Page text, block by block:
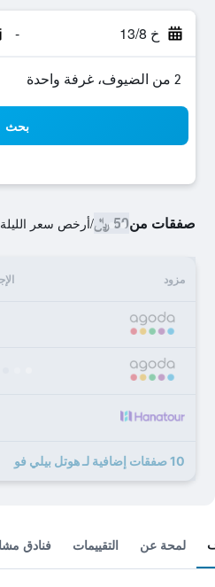
خ 13/8 -
2 من الضيوف، غرفة واحدة
بحث
صفقات من50 ﷼ /أرخص سعر الليلة
مزود
10 صفقات إضافية لـ هوتل بيلي فو
لمحة عن التقييمات فنادق